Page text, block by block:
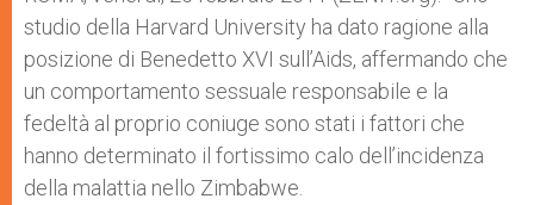
p e
r
k
studio della Harvard University ha dato ragione alla
posizione di Benedetto XVI sull’Aids, affermando che
un comportamento sessuale responsabile e la
fedeltà al proprio coniuge sono stati i fattori che
hanno determinato il fortissimo calo dell’incidenza
della malattia nello Zimbabwe.